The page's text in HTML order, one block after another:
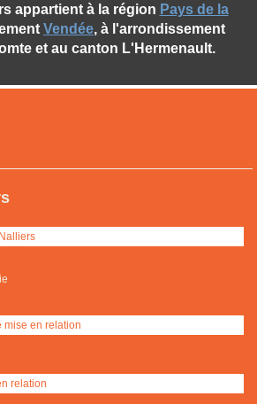
mise en relation
relation
appartient à la région Pays de la
Vendée, à l'arrondissement
et au canton L'Hermenault.